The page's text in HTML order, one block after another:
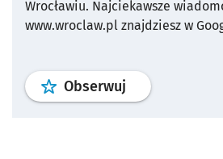
Wrocławiu. Najciekawsze
www.wroclaw.pl znajdziesz w
Obserwuj profil